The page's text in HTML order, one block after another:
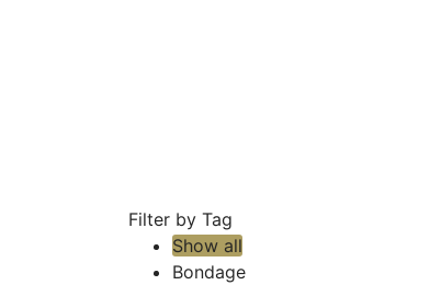
Filter by Tag
Show all
Bondage